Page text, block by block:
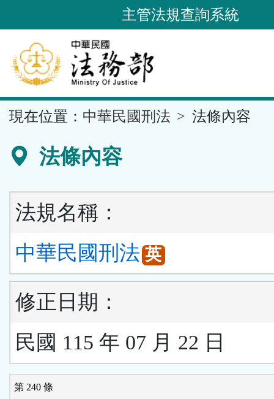
到
要
內
容
區
主管法規查詢系統
現在位置： 中華民國刑法 法條內容
法條內容
法規名稱：
中華民國刑法 英
修正日期：
民國 115 年 07 月 22 日
第 240 條